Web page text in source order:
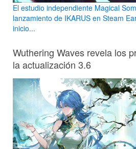
El estudio independiente Magical
lanzamiento de IKARUS en Steam
inicio...
Wuthering Waves revela los
la actualización 3.6